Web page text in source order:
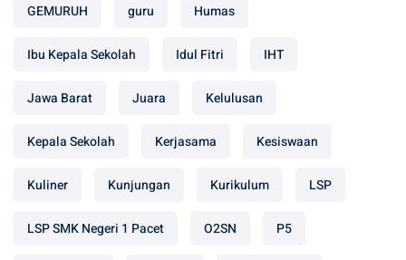
GEMURUH guru Humas
Ibu Kepala Sekolah Idul Fitri IHT
Jawa Barat Juara Kelulusan
Kepala Sekolah Kerjasama Kesiswaan
Kuliner Kunjungan Kurikulum LSP
LSP SMK Negeri 1 Pacet O2SN P5